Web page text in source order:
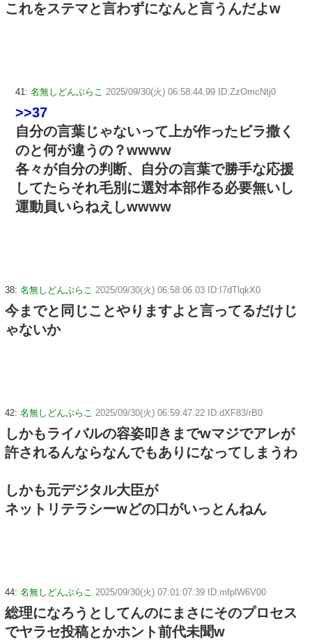
これをステマと言わずになんと言うんだよw
41: 名無しどんぶらこ 2025/09/30(火) 06:58:44.99 ID:ZzOmcNtj0
>>37
自分の言葉じゃないって上が作ったビラ撒く
のと何が違うの？wwww
各々が自分の判断、自分の言葉で勝手な応援
してたらそれ毛別に選対本部作る必要無いし
運動員いらねえしwwww
38: 名無しどんぶらこ 2025/09/30(火) 06:58:06.03 ID:I7dTlqkX0
今までと同じことやりますよと言ってるだけじ
ゃないか
42: 名無しどんぶらこ 2025/09/30(火) 06:59:47.22 ID:dXF83/rB0
しかもライバルの容姿叩きまでwマジでアレが
許されるんならなんでもありになってしまうわ
しかも元デジタル大臣が
ネットリテラシーwどの口がいっとんねん
44: 名無しどんぶらこ 2025/09/30(火) 07:01:07.39 ID:mfplW6V00
総理になろうとしてんのにまさにそのプロセス
でヤラセ投稿とかホント前代未聞w